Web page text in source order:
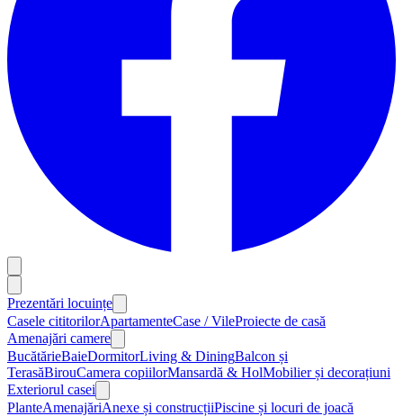
Prezentări locuințe
Casele cititorilorApartamenteCase / VileProiecte de casă
Amenajări camere
BucătărieBaieDormitorLiving & DiningBalcon și
TerasăBirouCamera copiilorMansardă & HolMobilier și decorațiuni
Exteriorul casei
PlanteAmenajăriAnexe și construcțiiPiscine și locuri de joacă